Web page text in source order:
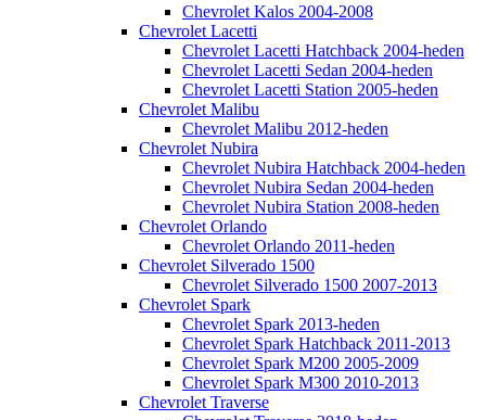
Chevrolet Kalos 2004-2008
Chevrolet Lacetti
Chevrolet Lacetti Hatchback 2004-heden
Chevrolet Lacetti Sedan 2004-heden
Chevrolet Lacetti Station 2005-heden
Chevrolet Malibu
Chevrolet Malibu 2012-heden
Chevrolet Nubira
Chevrolet Nubira Hatchback 2004-heden
Chevrolet Nubira Sedan 2004-heden
Chevrolet Nubira Station 2008-heden
Chevrolet Orlando
Chevrolet Orlando 2011-heden
Chevrolet Silverado 1500
Chevrolet Silverado 1500 2007-2013
Chevrolet Spark
Chevrolet Spark 2013-heden
Chevrolet Spark Hatchback 2011-2013
Chevrolet Spark M200 2005-2009
Chevrolet Spark M300 2010-2013
Chevrolet Traverse